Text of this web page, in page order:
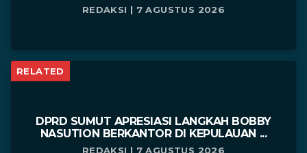
REDAKSI | 7 AGUSTUS 2026
RELATED
DPRD SUMUT APRESIASI LANGKAH BOBBY
NASUTION BERKANTOR DI KEPULAUAN ...
REDAKSI | 7 AGUSTUS 2026